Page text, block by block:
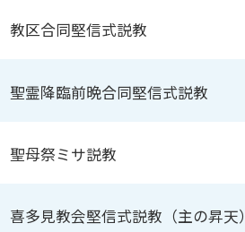
教区合同堅信式説教
聖霊降臨前晩合同堅信式説教
聖母祭ミサ説教
喜多見教会堅信式説教（主の昇天）